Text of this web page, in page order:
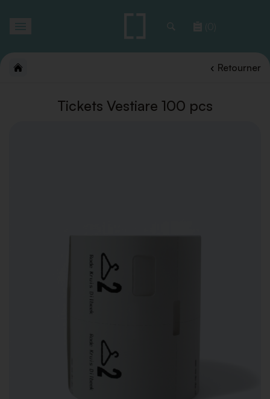
(0)
Retourner
Tickets Vestiare 100 pcs